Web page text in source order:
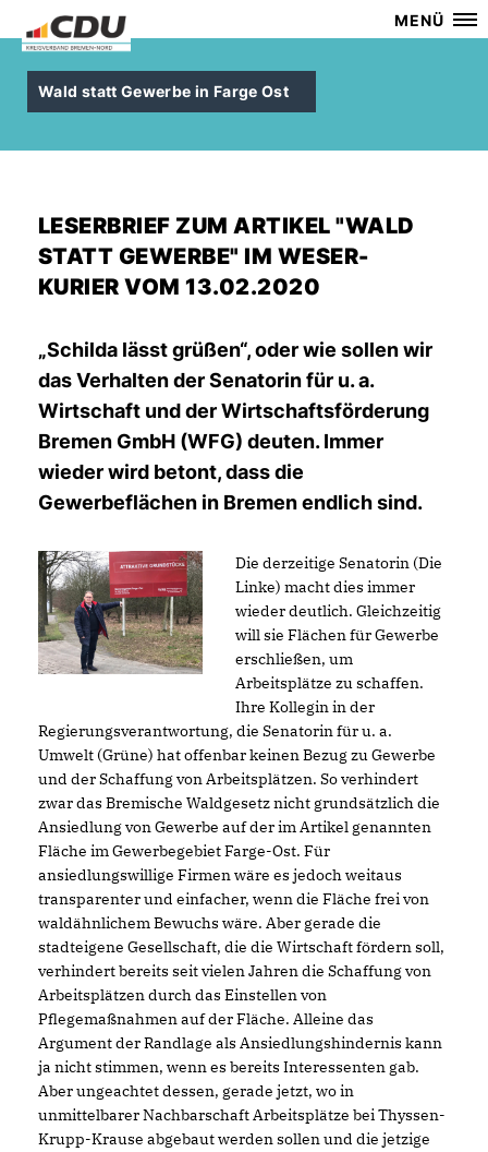
MENÜ
Wald statt Gewerbe in Farge Ost
LESERBRIEF ZUM ARTIKEL "WALD
STATT GEWERBE" IM WESER-
KURIER VOM 13.02.2020
Schilda lässt grüßen“, oder wie sollen wir
das Verhalten der Senatorin für u. a.
Wirtschaft und der Wirtschaftsförderung
Bremen GmbH (WFG) deuten. Immer
wieder wird betont, dass die
Gewerbeflächen in Bremen endlich sind.
Die derzeitige Senatorin (Die
Linke) macht dies immer
wieder deutlich. Gleichzeitig
will sie Flächen für Gewerbe
erschließen, um
Arbeitsplätze zu schaffen.
Ihre Kollegin in der
Regierungsverantwortung, die Senatorin für u. a.
Umwelt (Grüne) hat offenbar keinen Bezug zu Gewerbe
und der Schaffung von Arbeitsplätzen. So verhindert
zwar das Bremische Waldgesetz nicht grundsätzlich die
Ansiedlung von Gewerbe auf der im Artikel genannten
Fläche im Gewerbegebiet Farge-Ost. Für
ansiedlungswillige Firmen wäre es jedoch weitaus
transparenter und einfacher, wenn die Fläche frei von
waldähnlichem Bewuchs wäre. Aber gerade die
stadteigene Gesellschaft, die die Wirtschaft fördern soll,
verhindert bereits seit vielen Jahren die Schaffung von
Arbeitsplätzen durch das Einstellen von
Pflegemaßnahmen auf der Fläche. Alleine das
Argument der Randlage als Ansiedlungshindernis kann
ja nicht stimmen, wenn es bereits Interessenten gab.
Aber ungeachtet dessen, gerade jetzt, wo in
unmittelbarer Nachbarschaft Arbeitsplätze bei Thyssen-
Krupp-Krause abgebaut werden sollen und die jetzige